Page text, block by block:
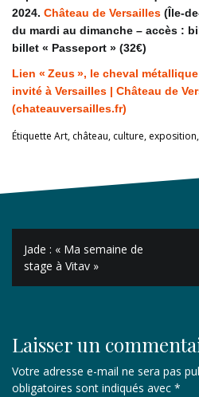
2024. Château de Versailles (Île-
du mardi au dimanche – accès :
billet « Passeport » (32€)
Lien « Zeus », le cheval
invité à Versailles | Château de
(chateauversailles.fr)
Étiquette Art, château, culture, exposition,
Navigation
de
l’article
Jade : « Ma semaine de
stage à Vitav »
Laisser un
Votre adresse e-mail ne sera pas
obligatoires sont indiqués avec *